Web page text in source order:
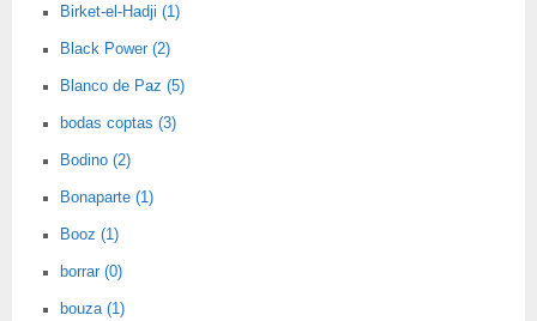
Birket-el-Hadji (1)
Black Power (2)
Blanco de Paz (5)
bodas coptas (3)
Bodino (2)
Bonaparte (1)
Booz (1)
borrar (0)
bouza (1)